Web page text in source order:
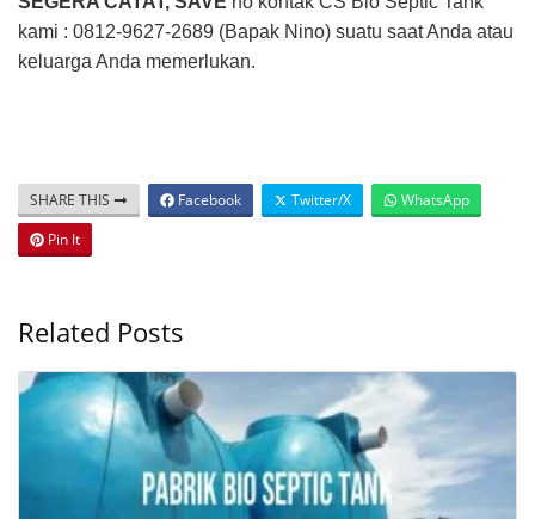
kami : 0812-9627-2689 (Bapak Nino) suatu saat Anda atau
keluarga Anda memerlukan.
SHARE THIS Facebook Twitter/X
WhatsApp
Pin It
Related Posts